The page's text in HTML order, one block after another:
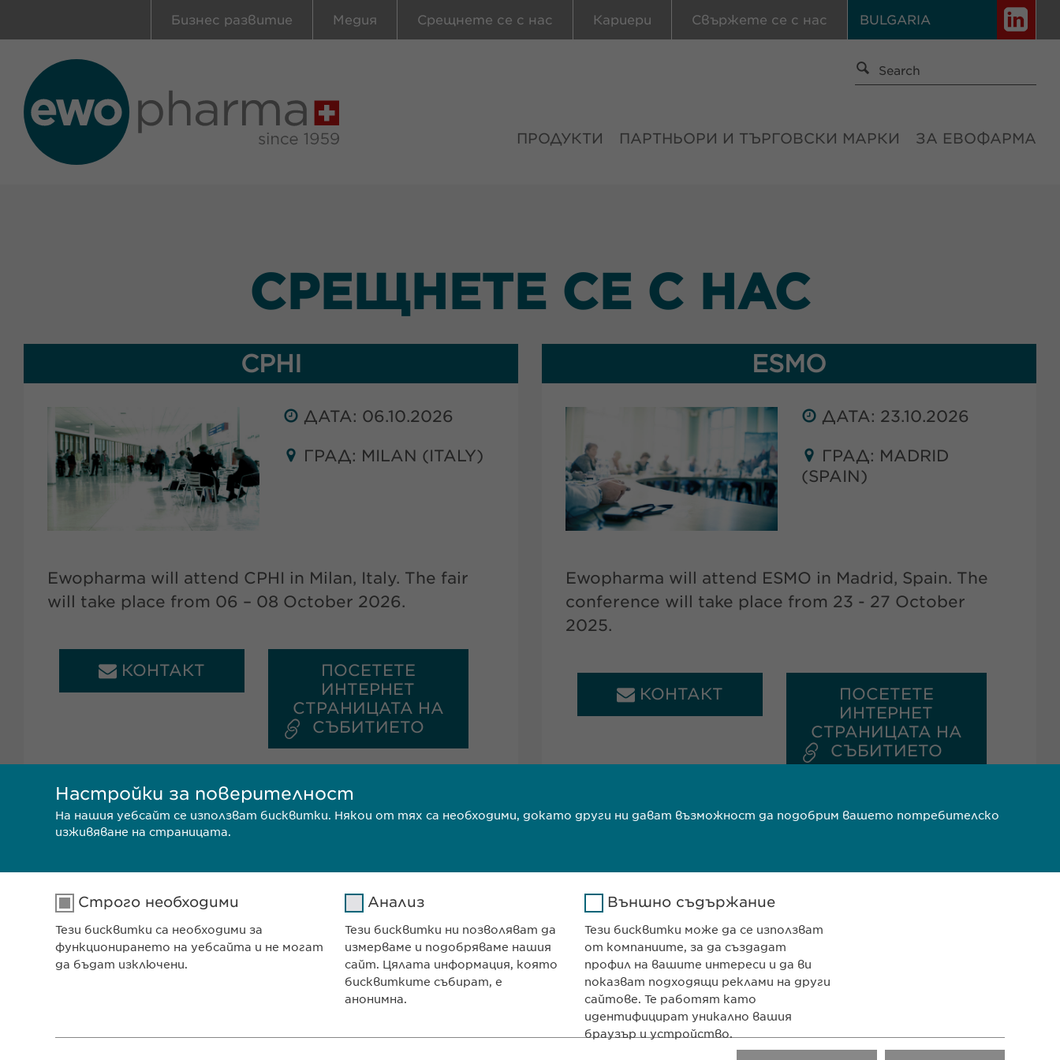
BULGARIA
Бизнес развитие Медия Срещнете се с нас Кариери Свържете се с нас
ПРОДУКТИ ПАРТНЬОРИ И ТЪРГОВСКИ МАРКИ ЗА ЕВОФАРМА
СРЕЩНЕТЕ СЕ С НАС
CPHI
ДАТА: 06.10.2026
ГРАД: MILAN (ITALY)
Ewopharma will attend CPHI in Milan, Italy. The fair
will take place from 06 – 08 October 2026.
КОНТАКТ
ПОСЕТЕТЕ
ИНТЕРНЕТ
СТРАНИЦАТА НА
СЪБИТИЕТО
ESMO
ДАТА: 23.10.2026
ГРАД: MADRID
(SPAIN)
Ewopharma will attend ESMO in Madrid, Spain. The
conference will take place from 23 - 27 October
2025.
КОНТАКТ
ПОСЕТЕТЕ
ИНТЕРНЕТ
СТРАНИЦАТА НА
СЪБИТИЕТО
Ewopharma Ltd
ул. „8-ми декември“ № 13
София 1700
България
КОНТАКТ
Телефон: +359 2 962 12 00
e-mail:info@ewopharma.bg
contact@ ewopharma.bg
Настройки за поверителност
На нашия уебсайт се използват бисквитки. Някои от тях са необходими, докато други ни дават възможност да подобрим вашето потребителско
изживяване на страницата.
Строго необходими
Тези бисквитки са необходими за
функционирането на уебсайта и не могат
да бъдат изключени.
Анализ
Тези бисквитки ни позволяват да
измерваме и подобряваме нашия
сайт. Цялата информация, която
бисквитките събират, е
анонимна.
Външно съдържание
Тези бисквитки може да се използват
от компаниите, за да създадат
профил на вашите интереси и да ви
показват подходящи реклами на други
сайтове. Те работят като
идентифицират уникално вашия
браузър и устройство.